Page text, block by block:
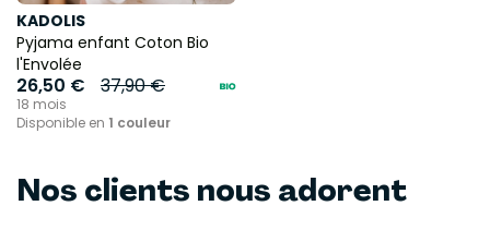
KADOLIS
Pyjama enfant Coton Bio
l'Envolée
26,50 € 37,90 €
18 mois
Disponible en 1 couleur
Nos clients nous adorent